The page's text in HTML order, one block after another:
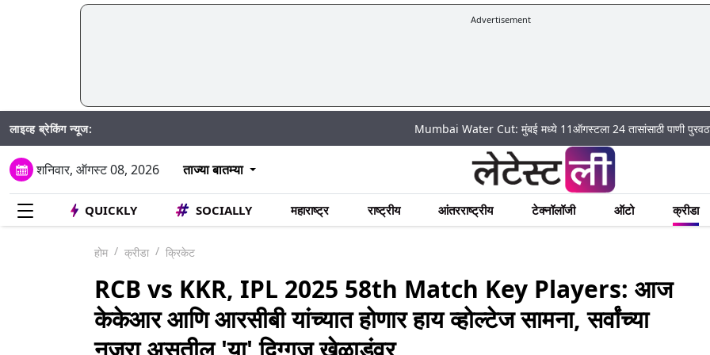
Advertisement
लाइव्ह ब्रेकिंग न्यूज: Mumbai Water Cut: मुंबई मध्ये 11ऑगस्टला 24 तासांसाठी पाणी पुरवठा राहणार
शनिवार, ऑगस्ट 08, 2026 ताज्या बातम्या
QUICKLY SOCIALLY महाराष्ट्र राष्ट्रीय आंतरराष्ट्रीय टेक्नॉलॉजी ऑटो क्रीडा
होम क्रीडा क्रिकेट
RCB vs KKR, IPL 2025 58th Match Key Players: आज
केकेआर आणि आरसीबी यांच्यात होणार हाय व्होल्टेज सामना, सर्वांच्या